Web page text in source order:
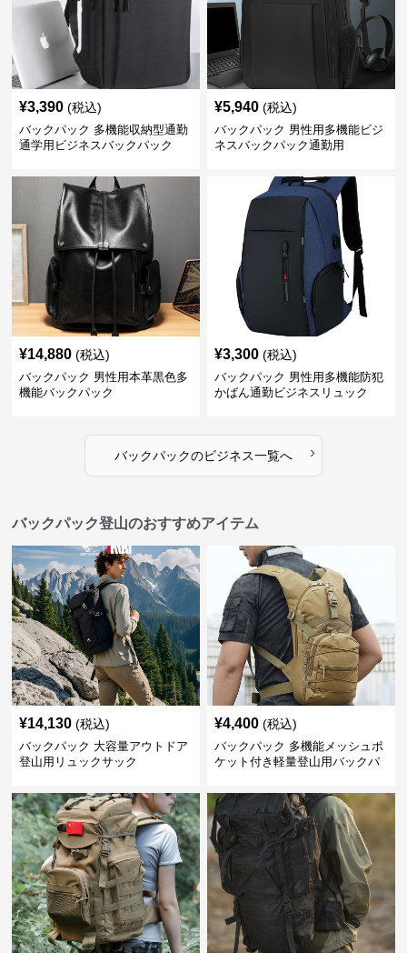
¥3,390 (税込)
バックパック 多機能収納型通勤
通学用ビジネスバックパック
¥5,940 (税込)
バックパック 男性用多機能ビジ
ネスバックパック通勤用
¥14,880 (税込)
バックパック 男性用本革黒色多
機能バックパック
¥3,300 (税込)
バックパック 男性用多機能防犯
かばん通勤ビジネスリュック
バックパックのビジネス一覧へ ›
バックパック登山のおすすめアイテム
¥14,130 (税込)
バックパック 大容量アウトドア
登山用リュックサック
¥4,400 (税込)
バックパック 多機能メッシュポ
ケット付き軽量登山用バックパ